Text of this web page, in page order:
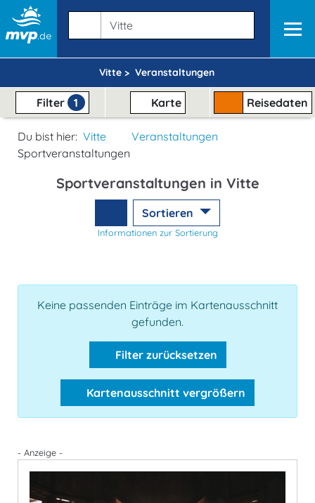
Vitte > Veranstaltungen
Filter 1 Karte Reisedaten
Du bist hier: Vitte
Veranstaltungen
Sportveranstaltungen
Sportveranstaltungen in Vitte
Sortieren
Informationen zur Sortierung
Keine passenden Einträge im Kartenausschnitt
gefunden.
Filter zurücksetzen
Kartenausschnitt vergrößern
- Anzeige -